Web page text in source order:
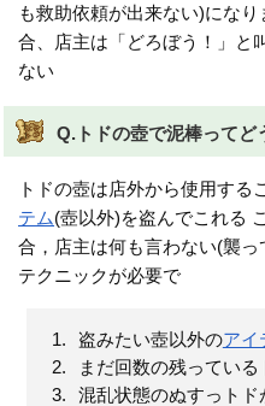
も救助依頼が出来ない)にな
合、店主は「どろぼう！」と
ない
Q.トドの壺で泥棒ってど
トドの壺は店外から使用する
テム(壺以外)を盗んでこれる
合，店主は何も言わない(襲
テクニックが必要で
盗みたい壺以外のアイ
まだ回数の残ってい
混乱状態のぬすっト